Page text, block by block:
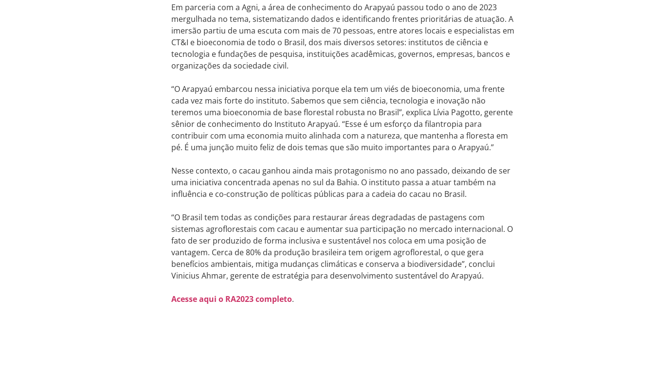
Em parceria com a Agni, a área de conhecimento do Arapyaú passou todo o ano de 2023
mergulhada no tema, sistematizando dados e identificando frentes prioritárias de atuação. A
imersão partiu de uma escuta com mais de 70 pessoas, entre atores locais e especialistas em
CT&I e bioeconomia de todo o Brasil, dos mais diversos setores: institutos de ciência e
tecnologia e fundações de pesquisa, instituições acadêmicas, governos, empresas, bancos e
organizações da sociedade civil.
“O Arapyaú embarcou nessa iniciativa porque ela tem um viés de bioeconomia, uma frente
cada vez mais forte do instituto. Sabemos que sem ciência, tecnologia e inovação não
teremos uma bioeconomia de base florestal robusta no Brasil”, explica Lívia Pagotto, gerente
sênior de conhecimento do Instituto Arapyaú. “Esse é um esforço da filantropia para
contribuir com uma economia muito alinhada com a natureza, que mantenha a floresta em
pé. É uma junção muito feliz de dois temas que são muito importantes para o Arapyaú.”
Nesse contexto, o cacau ganhou ainda mais protagonismo no ano passado, deixando de ser
uma iniciativa concentrada apenas no sul da Bahia. O instituto passa a atuar também na
influência e co-construção de políticas públicas para a cadeia do cacau no Brasil.
“O Brasil tem todas as condições para restaurar áreas degradadas de pastagens com
sistemas agroflorestais com cacau e aumentar sua participação no mercado internacional. O
fato de ser produzido de forma inclusiva e sustentável nos coloca em uma posição de
vantagem. Cerca de 80% da produção brasileira tem origem agroflorestal, o que gera
benefícios ambientais, mitiga mudanças climáticas e conserva a biodiversidade”, conclui
Vinicius Ahmar, gerente de estratégia para desenvolvimento sustentável do Arapyaú.
Acesse aqui o RA2023 completo.